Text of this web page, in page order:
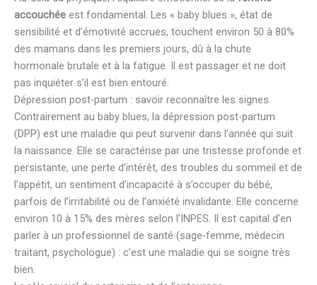
accouchée est fondamental. Les « baby blues », état de
sensibilité et d’émotivité accrues, touchent environ 50 à 80%
des mamans dans les premiers jours, dû à la chute
hormonale brutale et à la fatigue. Il est passager et ne doit
pas inquiéter s’il est bien entouré.
Dépression post-partum : savoir reconnaître les signes
Contrairement au baby blues, la dépression post-partum
(DPP) est une maladie qui peut survenir dans l’année qui suit
la naissance. Elle se caractérise par une tristesse profonde et
persistante, une perte d’intérêt, des troubles du sommeil et de
l’appétit, un sentiment d’incapacité à s’occuper du bébé,
parfois de l’irritabilité ou de l’anxiété invalidante. Elle concerne
environ 10 à 15% des mères selon l’INPES. Il est capital d’en
parler à un professionnel de santé (sage-femme, médecin
traitant, psychologue) : c’est une maladie qui se soigne très
bien.